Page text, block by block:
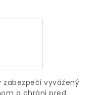
vyvážený
a chráni pred